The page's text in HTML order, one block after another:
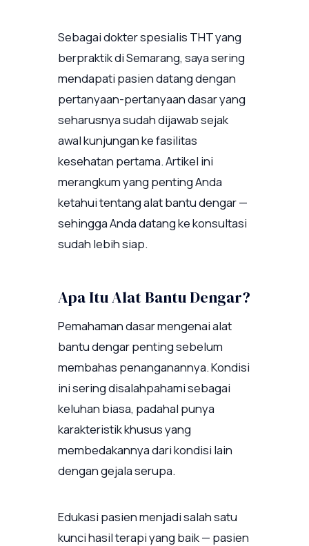
Sebagai dokter spesialis THT yang
berpraktik di Semarang, saya sering
mendapati pasien datang dengan
pertanyaan-pertanyaan dasar yang
seharusnya sudah dijawab sejak
awal kunjungan ke fasilitas
kesehatan pertama. Artikel ini
merangkum yang penting Anda
ketahui tentang alat bantu dengar —
sehingga Anda datang ke konsultasi
sudah lebih siap.
Apa Itu Alat Bantu Dengar?
Pemahaman dasar mengenai alat
bantu dengar penting sebelum
membahas penanganannya. Kondisi
ini sering disalahpahami sebagai
keluhan biasa, padahal punya
karakteristik khusus yang
membedakannya dari kondisi lain
dengan gejala serupa.
Edukasi pasien menjadi salah satu
kunci hasil terapi yang baik — pasien